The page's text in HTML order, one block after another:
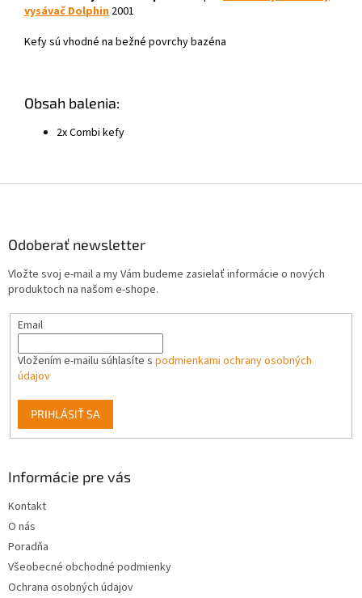
vysávač Dolphin 2001
Kefy sú vhodné na bežné povrchy bazéna
Obsah balenia:
2x Combi kefy
Odoberať newsletter
Vložte svoj e-mail a my Vám budeme zasielať informácie o nových
produktoch na našom e-shope.
Email
Vložením e-mailu súhlasíte s podmienkami ochrany osobných
údajov
PRIHLÁSIŤ SA
Informácie pre vás
Kontakt
O nás
Poradňa
Všeobecné obchodné podmienky
Ochrana osobných údajov